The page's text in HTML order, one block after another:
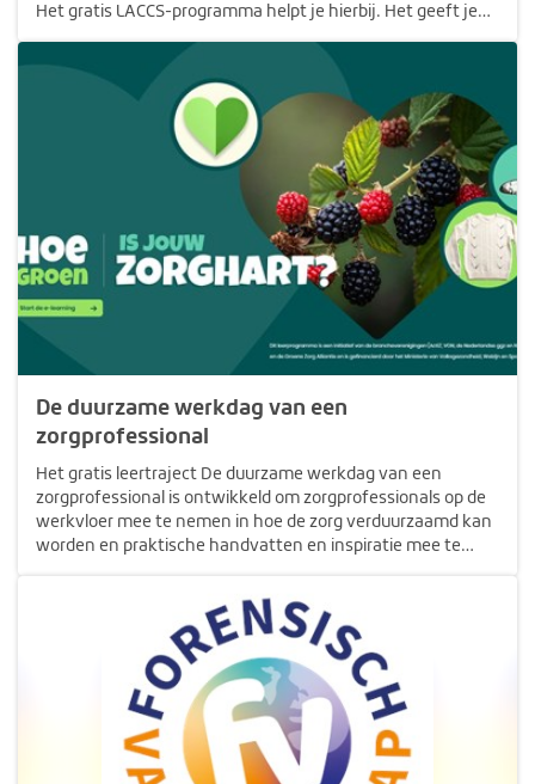
Het gratis LACCS-programma helpt je hierbij. Het geeft je
De duurzame werkdag van een
zorgprofessional
Het gratis leertraject De duurzame werkdag van een
zorgprofessional is ontwikkeld om zorgprofessionals op de
werkvloer mee te nemen in hoe de zorg verduurzaamd kan
worden en praktische handvatten en inspiratie mee te